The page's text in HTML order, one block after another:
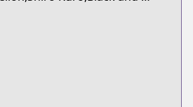
manga/116
planet.com/manga/https://